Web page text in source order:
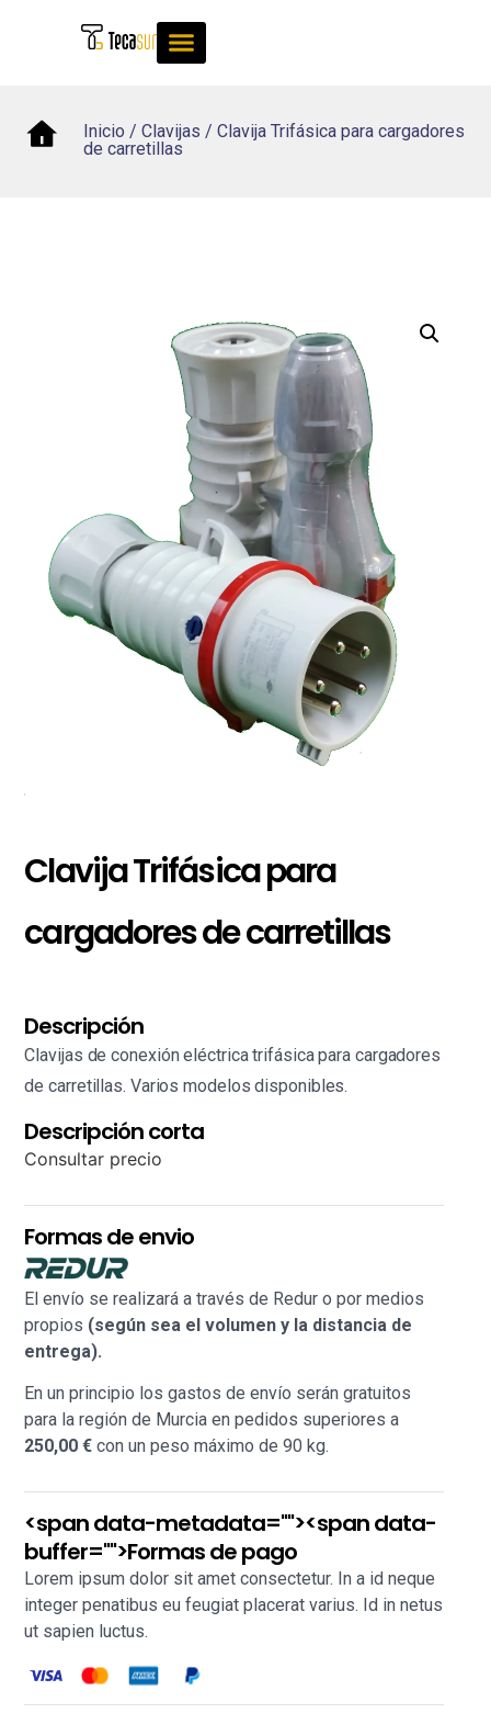
Inicio / Clavijas / Clavija Trifásica para cargadores
de carretillas
Clavija Trifásica para
cargadores de carretillas
Descripción
Clavijas de conexión eléctrica trifásica para cargadores
de carretillas. Varios modelos disponibles.
Descripción corta
Consultar precio
Formas de envio
El envío se realizará a través de Redur o por medios
propios (según sea el volumen y la distancia de
entrega).
En un principio los gastos de envío serán gratuitos
para la región de Murcia en pedidos superiores a
250,00 €con un peso máximo de 90 kg.
<span data-metadata=""><span data-
buffer="">Formas de pago
Lorem ipsum dolor sit amet consectetur. In a id neque
integer penatibus eu feugiat placerat varius. Id in netus
ut sapien luctus.